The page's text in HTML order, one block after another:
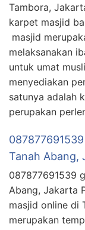
Tambora,
karpet masjid
masjid
melaksanakan
untuk umat
menyediakan
satunya adalah
perupakan
Tanah Abang,
087877691539
Abang, Jakarta
masjid online di
merupakan